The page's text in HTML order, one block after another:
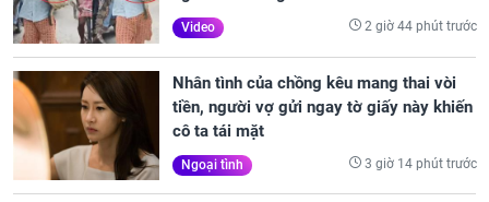
Video 2 giờ 44 phút trước
Nhân tình của chồng kêu mang thai vòi
tiền, người vợ gửi ngay tờ giấy này khiến
cô ta tái mặt
Ngoại tình 3 giờ 14 phút trước